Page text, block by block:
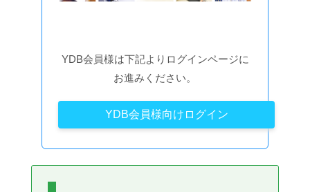
YDB会員様は下記よりログインページに
お進みください。
YDB会員様向けログイン